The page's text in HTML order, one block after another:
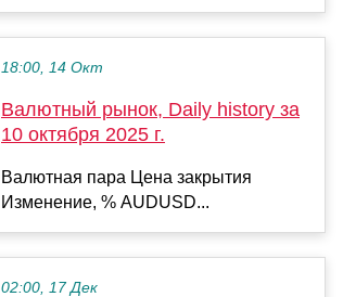
18:00, 14 Окт
Валютный рынок, Daily history за
10 октября 2025 г.
Валютная пара Цена закрытия
Изменение, % AUDUSD...
02:00, 17 Дек